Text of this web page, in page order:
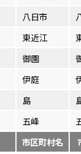
八日市
東近江
御園
伊庭
島
五峰
市区町村名